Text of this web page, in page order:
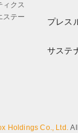
ィクス
ステー
プレス
サステ
Holdings Co., Ltd.